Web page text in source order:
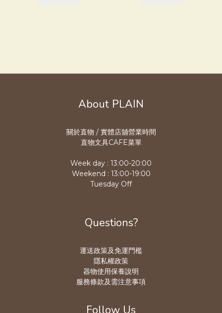
About PLAIN
關於直物 / 實體店舖營業時間
直物文具CAFE菜單
Week day : 13:00-20:00
Weekend : 13:00-19:00
Tuesday Off
Questions?
運送政策及免運門檻
隱私權政策
器物使用保養說明
服務條款及需注意事項